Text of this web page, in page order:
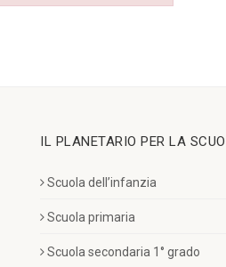
IL PLANETARIO PER LA
Scuola dell’infanzia
Scuola primaria
Scuola secondaria 1° grado